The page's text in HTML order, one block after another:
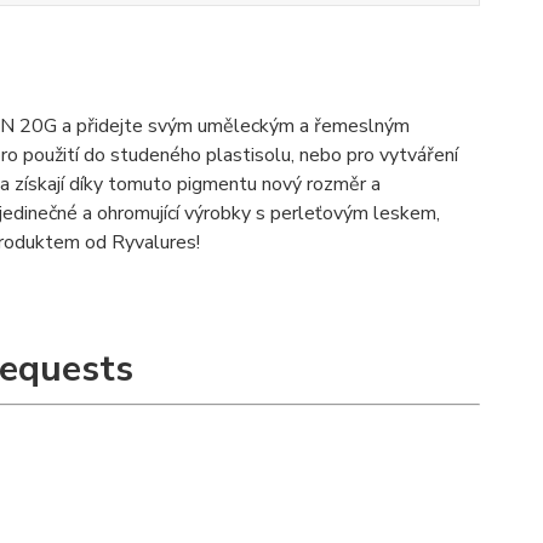
20G a přidejte svým uměleckým a řemeslným
použití do studeného plastisolu, nebo pro vytváření
získají díky tomuto pigmentu nový rozměr a
a ohromující výrobky s perleťovým leskem,
od Ryvalures!